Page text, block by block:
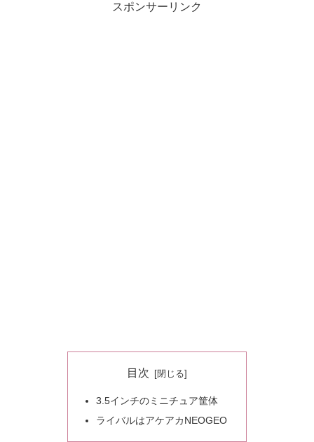
スポンサーリンク
目次
3.5インチのミニチュア筐体
ライバルはアケアカNEOGEO